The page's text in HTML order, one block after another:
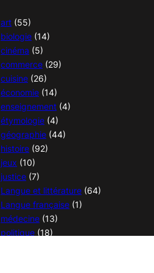
art (55)
biologie (14)
cinéma (5)
commerce (29)
cuisine (26)
économie (14)
enseignement (4)
étymologie (4)
géographie (44)
histoire (92)
jeux (10)
justice (7)
Langue et littérature (64)
Langue française (1)
médecine (13)
politique (18)